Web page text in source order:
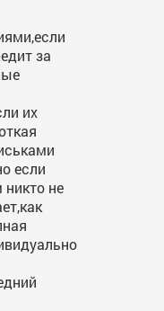
за
их
если
никто не